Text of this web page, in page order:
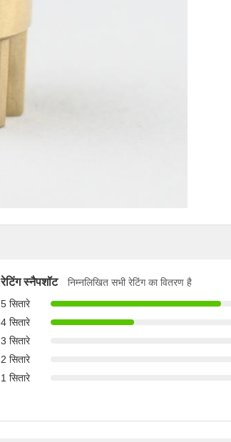
रेटिंग स्नैपशॉट
निम्नलिखित सभी रेटिंग का वितरण है
5 सितारे
4 सितारे
3 सितारे
2 सितारे
1 सितारे